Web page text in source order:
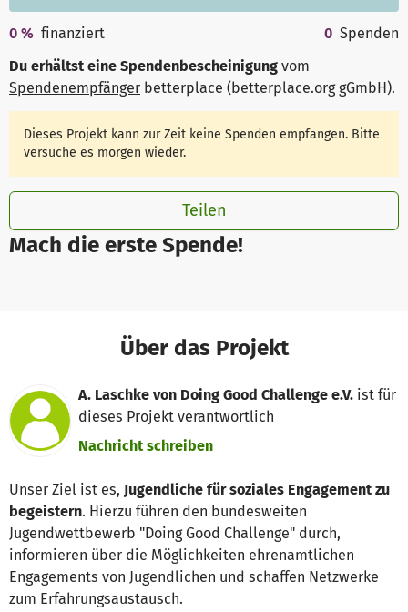
Mach die erste Spende!
0 % finanziert 0 Spenden
Du erhältst eine Spendenbescheinigung vom
Spendenempfänger betterplace (betterplace.org gGmbH).
Dieses Projekt kann zur Zeit keine Spenden empfangen. Bitte
versuche es morgen wieder.
Teilen
Über das Projekt
A. Laschke von Doing Good Challenge e.V. ist für
dieses Projekt verantwortlich
Nachricht schreiben
Unser Ziel ist es, Jugendliche für soziales Engagement zu
begeistern. Hierzu führen den bundesweiten
Jugendwettbewerb "Doing Good Challenge" durch,
informieren über die Möglichkeiten ehrenamtlichen
Engagements von Jugendlichen und schaffen Netzwerke
zum Erfahrungsaustausch.